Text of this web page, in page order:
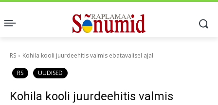
RS Kohila kooli juurdeehitis valmis ebatavalisel ajal
RS UUDISED
Kohila kooli juurdeehitis valmis